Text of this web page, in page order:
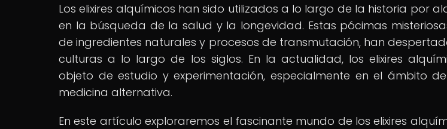
Los elixires alquímicos han sido utilizados a lo largo de la historia por
en la búsqueda de la salud y la longevidad. Estas pócimas
de ingredientes naturales y procesos de transmutación, han
culturas a lo largo de los siglos. En la actualidad, los elixires
objeto de estudio y experimentación, especialmente en el ámbito
medicina alternativa.
En este artículo exploraremos el fascinante mundo de los elixires